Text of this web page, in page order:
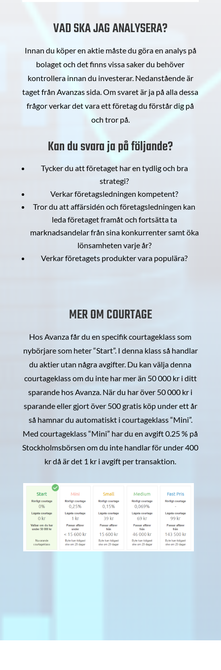
VAD SKA JAG ANALYSERA?
Innan du köper en aktie måste du göra en analys på
bolaget och det finns vissa saker du behöver
kontrollera innan du investerar. Nedanstående är
taget från Avanzas sida. Om svaret är ja på alla dessa
frågor verkar det vara ett företag du förstår dig på
och tror på.
Kan du svara ja på följande?
Tycker du att företaget har en tydlig och bra
strategi?
Verkar företagsledningen kompetent?
Tror du att affärsidén och företagsledningen kan
leda företaget framåt och fortsätta ta
marknadsandelar från sina konkurrenter samt öka
lönsamheten varje år?
Verkar företagets produkter vara populära?
MER OM COURTAGE
Hos Avanza får du en specifik courtageklass som
nybörjare som heter “Start”. I denna klass så handlar
du aktier utan några avgifter. Du kan välja denna
courtageklass om du inte har mer än 50 000 kr i ditt
sparande hos Avanza. När du har över 50 000 kr i
sparande eller gjort över 500 gratis köp under ett år
så hamnar du automatiskt i courtageklass “Mini”.
Med courtageklass “Mini” har du en avgift 0.25 % på
Stockholmsbörsen om du inte handlar för under 400
kr då är det 1 kr i avgift per transaktion.